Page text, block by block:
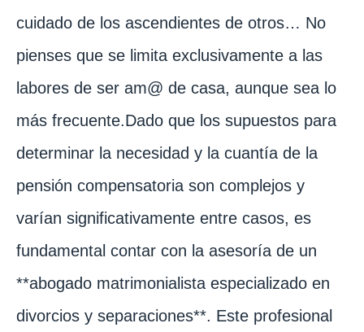
cuidado de los ascendientes de otros… No
pienses que se limita exclusivamente a las
labores de ser am@ de casa, aunque sea lo
más frecuente.Dado que los supuestos para
determinar la necesidad y la cuantía de la
pensión compensatoria son complejos y
varían significativamente entre casos, es
fundamental contar con la asesoría de un
**abogado matrimonialista especializado en
divorcios y separaciones**. Este profesional